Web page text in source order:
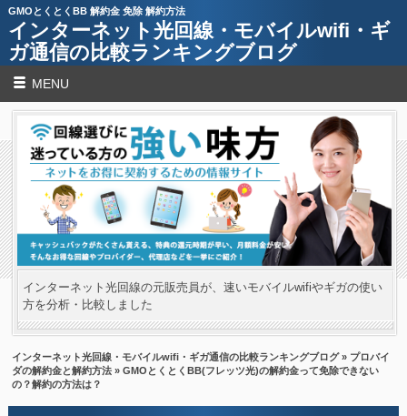
GMOとくとくBB 解約金 免除 解約方法
インターネット光回線・モバイルwifi・ギ
ガ通信の比較ランキングブログ
MENU
インターネット光回線の元販売員が、速いモバイルwifiやギガの使い
方を分析・比較しました
インターネット光回線・モバイルwifi・ギガ通信の比較ランキングブログ» プロバイ
ダの解約金と解約方法 » GMOとくとくBB(フレッツ光)の解約金って免除できない
の？解約の方法は？